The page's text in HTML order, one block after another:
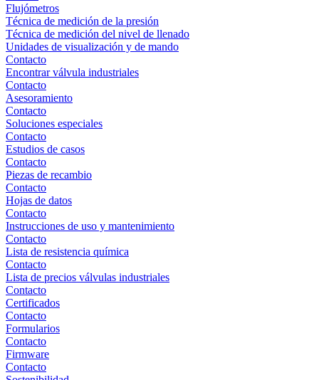
Flujómetros
Técnica de medición de la presión
Técnica de medición del nivel de llenado
Unidades de visualización y de mando
Contacto
Encontrar válvula industriales
Contacto
Asesoramiento
Contacto
Soluciones especiales
Contacto
Estudios de casos
Contacto
Piezas de recambio
Contacto
Hojas de datos
Contacto
Instrucciones de uso y mantenimiento
Contacto
Lista de resistencia química
Contacto
Lista de precios válvulas industriales
Contacto
Certificados
Contacto
Formularios
Contacto
Firmware
Contacto